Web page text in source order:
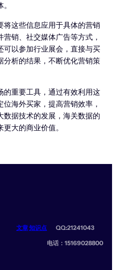
这些信息应用于具体的营销
销、社交媒体广告等方式，
可以参加行业展会，直接与买
分析的结果，不断优化营销策
的重要工具，通过有效利用这
海外买家，提高营销效率，
据技术的发展，海关数据的
大的商业价值。
文章知识点 QQ:21241043
电话：15169028800